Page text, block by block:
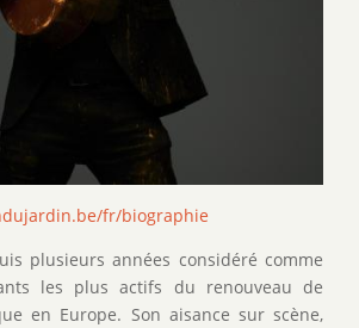
fr/biographie
plusieurs années considéré comme
les plus actifs du renouveau de
en Europe. Son aisance sur scène,